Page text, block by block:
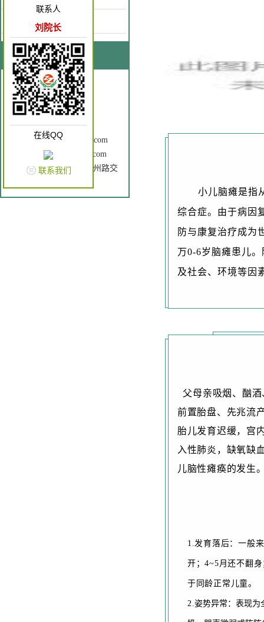
小儿脑瘫是指
综合症。由于病因
防与康复治疗成为
万0-6岁脑瘫患儿
及社会、环境等因
父母亲吸烟、酗
前置胎盘、先兆流
胎儿发育迟缓，宫
入性肺炎，缺氧缺
儿脑性瘫痪的发生
1.发育落后：一般
开；4~5月还不翻
于同龄正常儿童。
2.姿势异常：表现为
康复园地
联系我们
联系人：刘院长
手 机：18637262866
电 话：0372-3196120
Q Q： 2602760196
邮 箱：ayzzkfyy@163.com
网 址：www.ayzzkfyy.com
地 址： 安钢大道与中州路交
联系人
刘院长
在线QQ
联系我们